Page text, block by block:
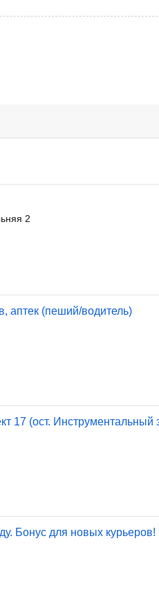
2
аптек (пеший/водитель)
17 (ост. Инструментальный
Бонус для новых курьеров!